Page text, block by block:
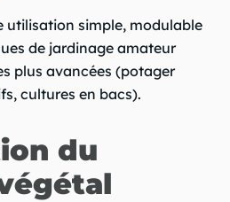
utilisation simple, modulable
de jardinage amateur
plus avancées (potager
cultures en bacs).
du